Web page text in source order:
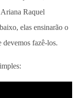
Raquel
elas ensinarão o
devemos fazê-los.